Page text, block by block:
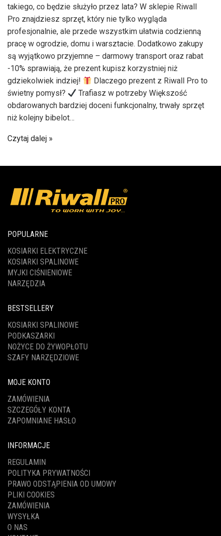
takiego, co będzie służyło przez lata? W sklepie Riwall
Pro znajdziesz sprzęt, który nie tylko wygląda
profesjonalnie, ale przede wszystkim ułatwia codzienną
pracę w ogrodzie, domu i warsztacie. Dodatkowo zakupy
są wyjątkowo przyjemne – darmowy transport oraz rabat
-10% sprawiają, że prezent kupisz korzystniej niż
gdziekolwiek indziej!
Dlaczego prezent z Riwall Pro to
świetny pomysł?
Trafiasz w potrzeby Większość
obdarowanych bardziej doceni funkcjonalny, trwały sprzęt
niż kolejny bibelot…
Czytaj dalej
POPULARNE
KOSIARKI ELEKTRYCZNE
KOSIARKI SPALINOWE
MYJKI CIŚNIENIOWE
NARZĘDZIA
BESTSELLERY
KOSIARKI SPALINOWE
PODKASZARKI
NOŻYCE DO ŻYWOPŁOTU
SZAFY NARZĘDZIOWE
MOJE KONTO
ZAMÓWIENIA
SZCZEGÓŁY KONTA
ZAPOMNIANE HASŁO
INFORMACJE
REGULAMIN
POLITYKA PRYWATNOŚCI
PRAWO ODSTĄPIENIA OD UMOWY
PLIKI COOKIES
ZAMÓWIENIA
WYSYŁKA
O NAS